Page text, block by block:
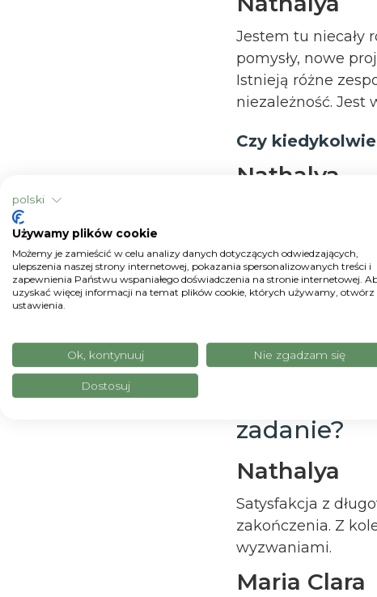
Jestem tu niecały
pomysły, nowe
Istnieją różne
niezależność. Jest
Czy
Nathalya
Tęsknię za
myśleć o swoim
Maria Clara
Nie mógłbym
Aspekt
A może
zadanie?
Nathalya
Satysfakcja z
zakończenia. Z
wyzwaniami.
Maria Clara
polski
Używamy plików cookie
Możemy je zamieścić w celu analizy danych dotyczących odwiedzających,
ulepszenia naszej strony internetowej, pokazania spersonalizowanych treści i
zapewnienia Państwu wspaniałego doświadczenia na stronie internetowej.
uzyskać więcej informacji na temat plików cookie, których używamy, otwórz
ustawienia.
Ok, kontynuuj Nie zgadzam się
Dostosuj